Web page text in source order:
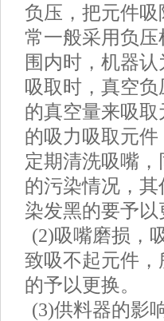
负压，把元件
常一般采用负
围内时，机器
吸取时，真空负
的真空量来吸
的吸力吸取元
定期清洗吸嘴
的污染情况，
染发黑的要予
(2)吸嘴磨损，
致吸不起元件
的予以更换。
(3)供料器的影